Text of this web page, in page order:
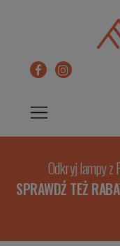
Odkryj lampy
SPRAWDŹ TEŻ